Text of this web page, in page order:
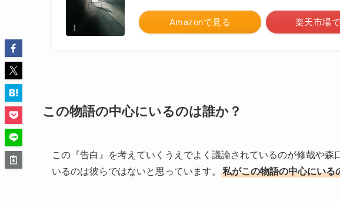
Amazonで見る 楽天市場
この物語の中心にいるのは誰か？
この『告白』を考えていくうえでよく議論されているのが修哉や森
いるのは彼らではないと思っています。
私がこの物語の中心にいる